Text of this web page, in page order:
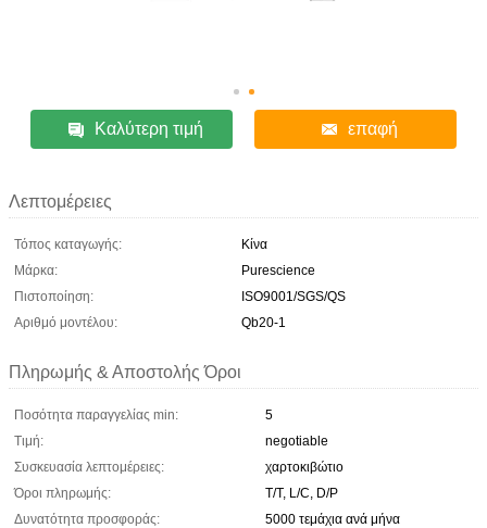
Καλύτερη τιμή επαφή
Λεπτομέρειες
Τόπος καταγωγής:
Κίνα
Μάρκα:
Purescience
Πιστοποίηση:
ISO9001/SGS/QS
Αριθμό μοντέλου:
Qb20-1
Πληρωμής & Αποστολής Όροι
Ποσότητα παραγγελίας min:
5
Τιμή:
negotiable
Συσκευασία λεπτομέρειες:
χαρτοκιβώτιο
Όροι πληρωμής:
T/T, L/C, D/P
Δυνατότητα προσφοράς:
5000 τεμάχια ανά μήνα